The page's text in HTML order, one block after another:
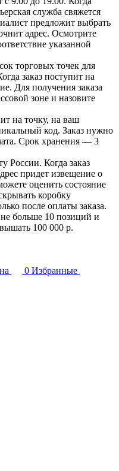
служба свяжется
предложит выбрать
адрес. Осмотрите
указанной
торговых точек для
заказ поступит на
Для получения заказа
зоне и назовите
на точку, на ваш
код. Заказ нужно
Срок хранения — 3
России. Когда заказ
придет извещение о
оценить состояние
коробку
после оплаты заказа.
больше 10 позиций и
100 000 р.
0 Избранные